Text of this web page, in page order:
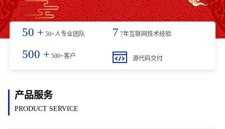
50 + 50+人专业团队 7 7年互联网技术经验
500 + 500+客户 源代码交付
产品服务
PRODUCT SERVICE